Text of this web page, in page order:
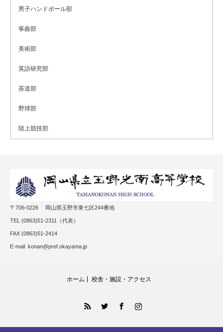
男子ハンドボール部
筝曲部
美術部
英語研究部
茶道部
野球部
陸上競技部
〒706-0226 岡山県玉野市東七区244番地
TEL (0863)51-2311（代表）
FAX (0863)51-2414
E-mail konan@pref.okayama.jp
ホーム 校舎・施設・アクセス
FacebookInstagram